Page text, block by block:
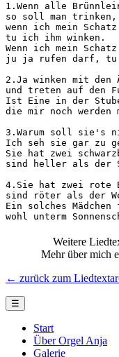
1.Wenn alle
so soll man trinken,
wenn ich mein
tu ich ihm winken.
Wenn ich mein
ju ja rufen darf, tu
2.Ja winken mit den
und treten auf den
Ist Eine in der
die mir noch werden
3.Warum soll sie's
Ich seh sie gar zu
Sie hat zwei
sind heller als der
4.Sie hat zwei rote
sind röter als der
Ein solches
wohl unterm
Weitere
Mehr über mich
← zurück zum
☰
Start
Über Orgel Anja
Galerie